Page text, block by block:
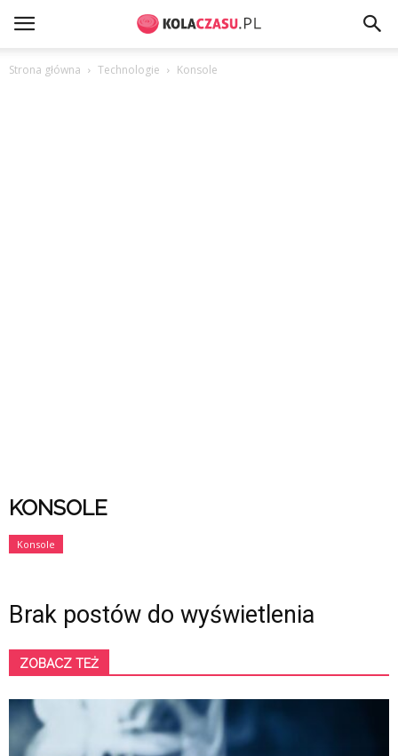
Strona główna Technologie Konsole
KONSOLE
Konsole
Brak postów do wyświetlenia
ZOBACZ TEŻ